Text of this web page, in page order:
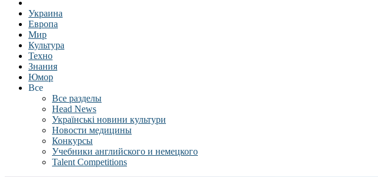
Украина
Европа
Мир
Культура
Техно
Знания
Юмор
Все
Все разделы
Head News
Українські новини культури
Новости медицины
Конкурсы
Учебники английского и немецкого
Talent Competitions